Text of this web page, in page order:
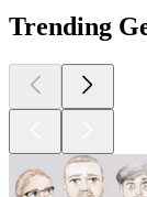
Trending